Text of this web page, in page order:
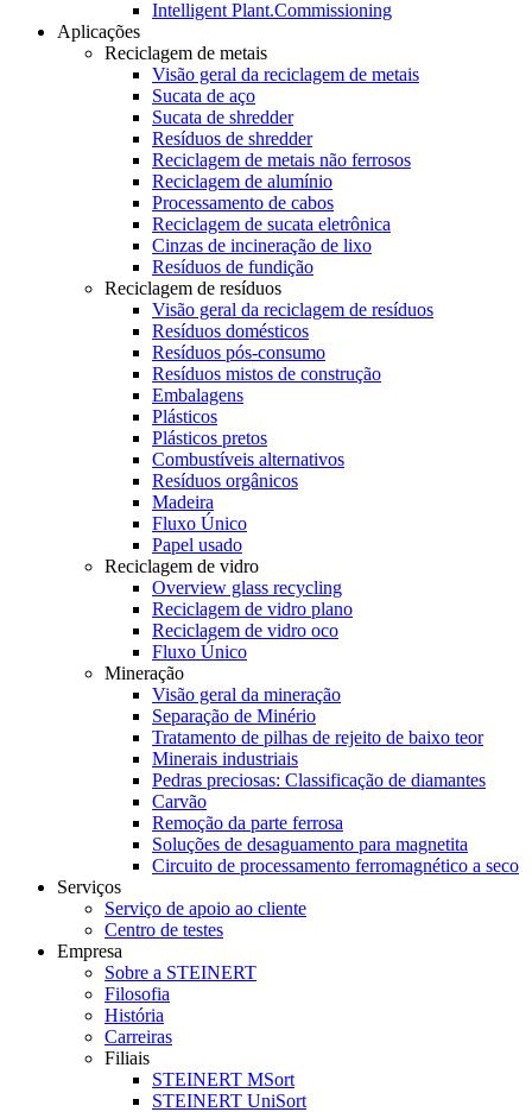
Intelligent Plant.Commissioning
Aplicações
Reciclagem de metais
Visão geral da reciclagem de metais
Sucata de aço
Sucata de shredder
Resíduos de shredder
Reciclagem de metais não ferrosos
Reciclagem de alumínio
Processamento de cabos
Reciclagem de sucata eletrônica
Cinzas de incineração de lixo
Resíduos de fundição
Reciclagem de resíduos
Visão geral da reciclagem de resíduos
Resíduos domésticos
Resíduos pós-consumo
Resíduos mistos de construção
Embalagens
Plásticos
Plásticos pretos
Combustíveis alternativos
Resíduos orgânicos
Madeira
Fluxo Único
Papel usado
Reciclagem de vidro
Overview glass recycling
Reciclagem de vidro plano
Reciclagem de vidro oco
Fluxo Único
Mineração
Visão geral da mineração
Separação de Minério
Tratamento de pilhas de rejeito de baixo teor
Minerais industriais
Pedras preciosas: Classificação de diamantes
Carvão
Remoção da parte ferrosa
Soluções de desaguamento para magnetita
Circuito de processamento ferromagnético a seco
Serviços
Serviço de apoio ao cliente
Centro de testes
Empresa
Sobre a STEINERT
Filosofia
História
Carreiras
Filiais
STEINERT MSort
STEINERT UniSort